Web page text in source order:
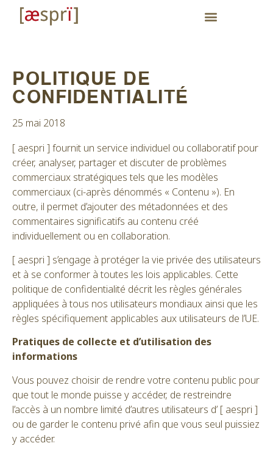
POLITIQUE DE
CONFIDENTIALITÉ
25 mai 2018
[ aespri ] fournit un service individuel ou collaboratif pour
créer, analyser, partager et discuter de problèmes
commerciaux stratégiques tels que les modèles
commerciaux (ci-après dénommés « Contenu »). En
outre, il permet d’ajouter des métadonnées et des
commentaires significatifs au contenu créé
individuellement ou en collaboration.
[ aespri ] s’engage à protéger la vie privée des utilisateurs
et à se conformer à toutes les lois applicables. Cette
politique de confidentialité décrit les règles générales
appliquées à tous nos utilisateurs mondiaux ainsi que les
règles spécifiquement applicables aux utilisateurs de l’UE.
Pratiques de collecte et d’utilisation des
informations
Vous pouvez choisir de rendre votre contenu public pour
que tout le monde puisse y accéder, de restreindre
l’accès à un nombre limité d’autres utilisateurs d’ [ aespri ]
ou de garder le contenu privé afin que vous seul puissiez
y accéder.